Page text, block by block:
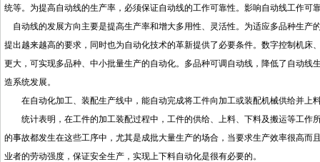
统等。为提高自动线的生产率，必须保证自动线的工作可靠性。影响自动线工作可
自动线的发展方向主要是提高生产率和增大多用性、灵活性。为适应多品种生产
提出越来越高的要求，同时也为自动化技术的革新提供了必要条件。数字控制机
更大，可实现多品种、中小批量生产的自动化。多品种可调自动线，降低了自动
造系统发展。
在自动化加工、装配生产线中，能自动完成将工件向加工或装配机械供给并上
统计表明，在工件的加工装配过程中，工件的供给、上料、下料及搬运等工作
的事故都发生在这些工序中，尤其是成批大量生产的场合，当要求生产效率很高
业者的劳动强度，保证安全生产，实现上下料自动化是很有必要的。